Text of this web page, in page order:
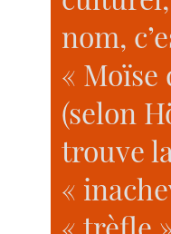
nom,
« Moïse
(selon
trouve
«